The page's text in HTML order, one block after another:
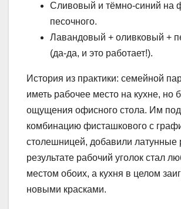
Сливовый и тёмно-синий на
песочного.
Лавандовый + оливковый +
(да-да, и это работает!).
История из практики: семейной
иметь рабочее место на кухне, но
ощущения офисного стола. Им
комбинацию фисташкового с
столешницей, добавили латунные
результате рабочий уголок стал
местом обоих, а кухня в целом
новыми красками.